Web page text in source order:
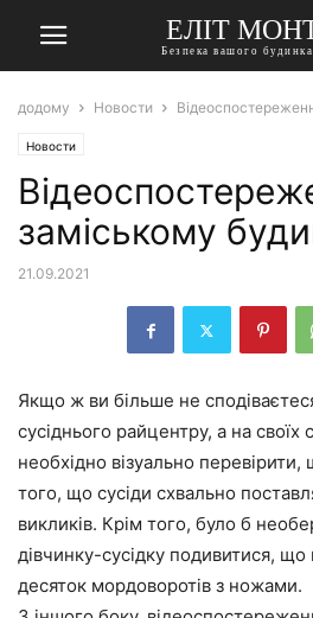
ЕЛІТ
Безпека вашого
додому Новости
Новости
заміському
21.09.2021
Якщо ж ви більше не
сусіднього райцентру, а на своїх
необхідно візуально
того, що сусіди схвально
викликів. Крім того, було б
дівчинку-сусідку подивитися,
десяток мордоворотів з ножами.